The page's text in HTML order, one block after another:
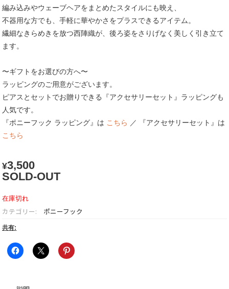
編み込みやウェーブヘアをまとめたスタイルにも映え、
不器用な方でも、手軽に華やかさをプラスできるアイテム。
繊細なきらめきを放つ西陣織が、後ろ姿をさりげなく美しく引き立て
ます。
〜ギフトをお選びの方へ〜
ラッピングのご用意がございます。
ピアスとセットでお贈りできる『アクセサリーセット』ラッピングも
人気です。
『ポニーフック ラッピング』は こちら ／ 『アクセサリーセット』は
こちら
¥3,500
SOLD-OUT
在庫切れ
カテゴリー: ポニーフック
共有: